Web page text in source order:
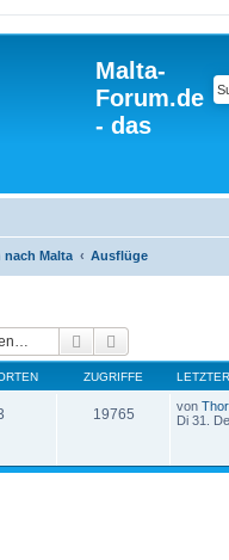
Malta-
Forum.de
- das
nach Malta Ausflüge
Suche
ZUGRIFFE
19765 von
Di 31.